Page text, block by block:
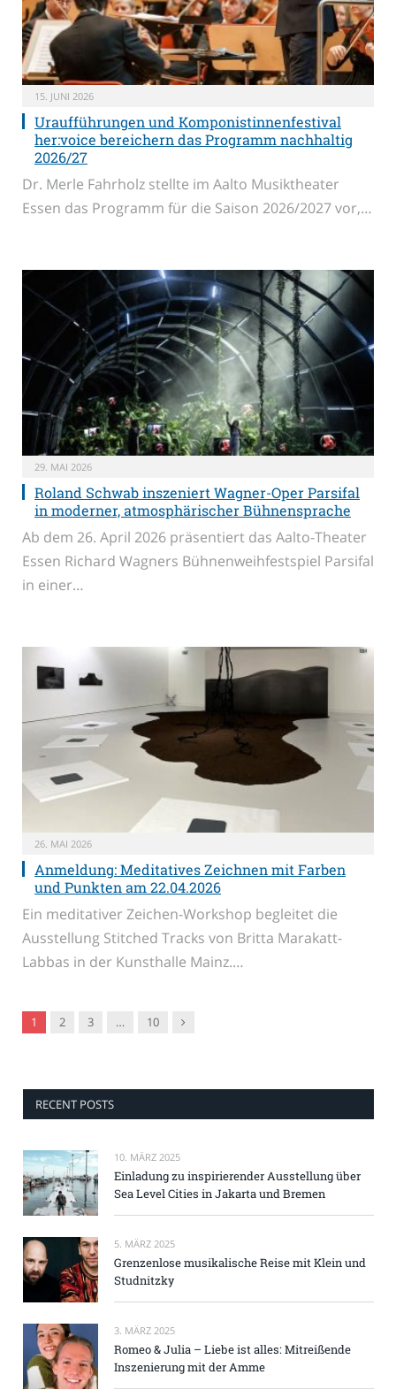
15. JUNI 2026
Uraufführungen und Komponistinnenfestival
her:voice bereichern das Programm nachhaltig
2026/27
Dr. Merle Fahrholz stellte im Aalto Musiktheater
Essen das Programm für die Saison 2026/2027 vor,…
29. MAI 2026
Roland Schwab inszeniert Wagner-Oper Parsifal
in moderner, atmosphärischer Bühnensprache
Ab dem 26. April 2026 präsentiert das Aalto-Theater
Essen Richard Wagners Bühnenweihfestspiel Parsifal
in einer…
26. MAI 2026
Anmeldung: Meditatives Zeichnen mit Farben
und Punkten am 22.04.2026
Ein meditativer Zeichen-Workshop begleitet die
Ausstellung Stitched Tracks von Britta Marakatt-
Labbas in der Kunsthalle Mainz.…
1 2 3 … 10 Nachfolger
RECENT POSTS
10. MÄRZ 2025
Einladung zu inspirierender Ausstellung über
Sea Level Cities in Jakarta und Bremen
5. MÄRZ 2025
Grenzenlose musikalische Reise mit Klein und
Studnitzky
3. MÄRZ 2025
Romeo & Julia – Liebe ist alles: Mitreißende
Inszenierung mit der Amme